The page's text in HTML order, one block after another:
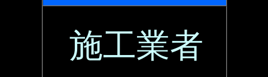
施工業者